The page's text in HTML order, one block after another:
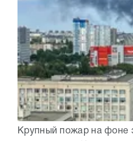
Крупный пожар на фоне